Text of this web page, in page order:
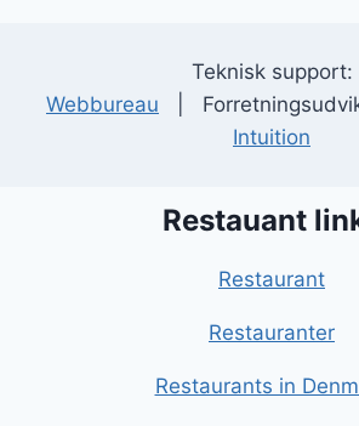
Teknisk support:
Webbureau |
Intuition
Restauant
Restaurant
Restauranter
Restaurants in